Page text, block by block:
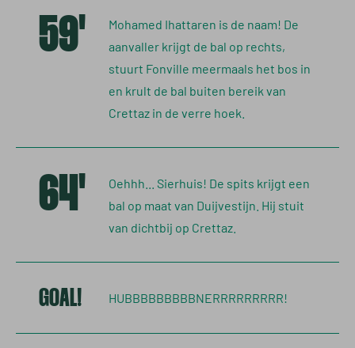
59'
Mohamed Ihattaren is de naam! De
aanvaller krijgt de bal op rechts,
stuurt Fonville meermaals het bos in
en krult de bal buiten bereik van
Crettaz in de verre hoek.
64'
Oehhh... Sierhuis! De spits krijgt een
bal op maat van Duijvestijn. Hij stuit
van dichtbij op Crettaz.
GOAL! HUBBBBBBBBBNERRRRRRRRR!